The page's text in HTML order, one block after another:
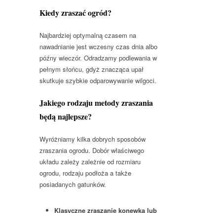
Kiedy zraszać ogród?
Najbardziej optymalną czasem na
nawadnianie jest wczesny czas dnia albo
późny wieczór. Odradzamy podlewania w
pełnym słońcu, gdyż znacząca upał
skutkuje szybkie odparowywanie wilgoci.
Jakiego rodzaju metody zraszania
będą najlepsze?
Wyróżniamy kilka dobrych sposobów
zraszania ogrodu. Dobór właściwego
układu zależy zależnie od rozmiaru
ogrodu, rodzaju podłoża a także
posiadanych gatunków.
Klasyczne zraszanie konewką lub